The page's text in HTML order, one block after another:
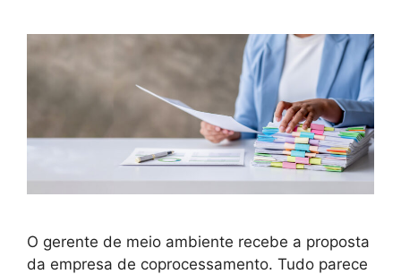
O gerente de meio ambiente recebe a proposta
da empresa de coprocessamento. Tudo parece